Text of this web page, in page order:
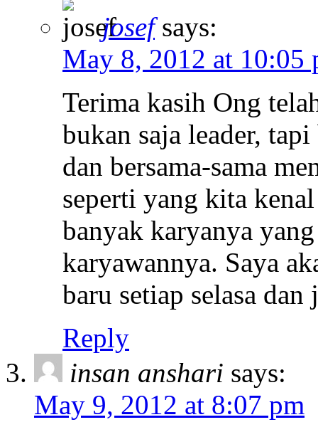
josef says:
May 8, 2012 at 10:05
Terima kasih Ong
bukan saja leader,
dan bersama-sama
seperti yang kita
banyak karyanya
karyawannya. Saya
baru setiap selasa
Reply
insan anshari says:
May 9, 2012 at 8:07 pm